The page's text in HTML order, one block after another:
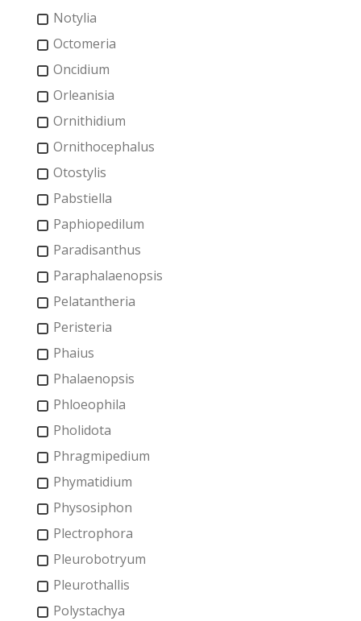
Notylia
Octomeria
Oncidium
Orleanisia
Ornithidium
Ornithocephalus
Otostylis
Pabstiella
Paphiopedilum
Paradisanthus
Paraphalaenopsis
Pelatantheria
Peristeria
Phaius
Phalaenopsis
Phloeophila
Pholidota
Phragmipedium
Phymatidium
Physosiphon
Plectrophora
Pleurobotryum
Pleurothallis
Polystachya